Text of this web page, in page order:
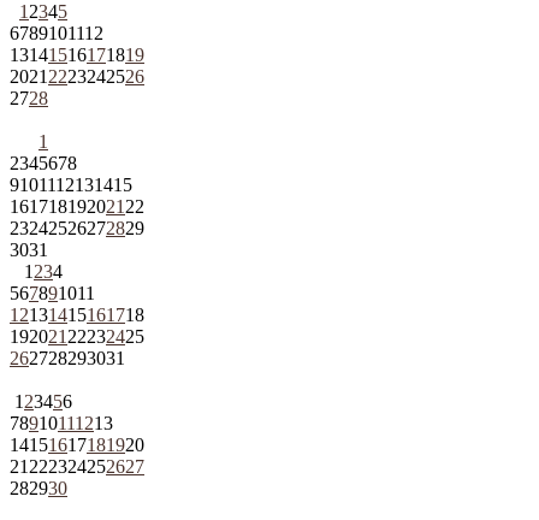
1 2345
6789101112
13141516171819
2021 2223242526
2728
1
2345678
9101112131415
161718192021 22
23242526272829
3031
1 234
567891011
12131415161718
192021 22232425
262728293031
1 23456
78910111213
14151617181920
21 222324252627
282930